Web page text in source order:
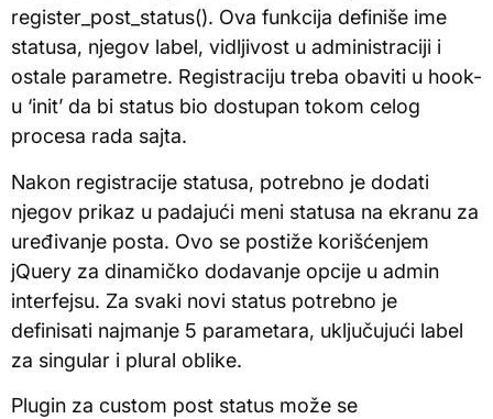
register_post_status(). Ova funkcija definiše ime
statusa, njegov label, vidljivost u administraciji i
ostale parametre. Registraciju treba obaviti u hook-
u ‘init’ da bi status bio dostupan tokom celog
procesa rada sajta.
Nakon registracije statusa, potrebno je dodati
njegov prikaz u padajući meni statusa na ekranu za
uređivanje posta. Ovo se postiže korišćenjem
jQuery za dinamičko dodavanje opcije u admin
interfejsu. Za svaki novi status potrebno je
definisati najmanje 5 parametara, uključujući label
za singular i plural oblike.
Plugin za custom post status može se